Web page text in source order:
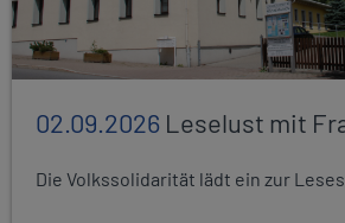
02.09.2026 Leselust mit
Die Volkssolidarität lädt ein zur